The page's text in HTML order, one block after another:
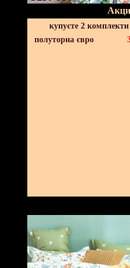
купуєте 2
полуторна євро